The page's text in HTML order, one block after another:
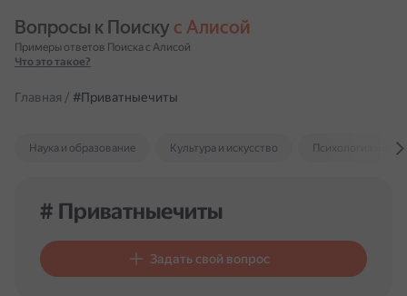
Вопросы к Поиску с Алисой
Примеры ответов Поиска с Алисой
Что это такое?
Главная / #Приватныечиты
Наука и образование Культура и искусство Психология и
# Приватныечиты
Задать свой вопрос